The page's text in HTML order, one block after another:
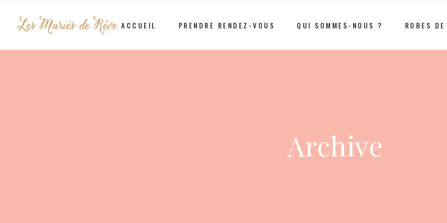
ACCUEIL PRENDRE RENDEZ-VOUS QUI SOMMES-NOUS ? ROBES
Archive